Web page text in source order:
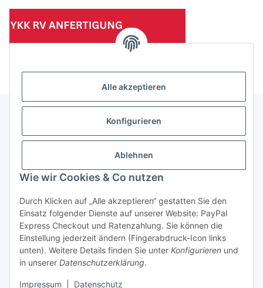
Alle akzeptieren
Konfigurieren
Ablehnen
Wie wir Cookies & Co nutzen
Durch Klicken auf „Alle akzeptieren“ gestatten Sie den
Einsatz folgender Dienste auf unserer Website: PayPal
Express Checkout und Ratenzahlung. Sie können die
Einstellung jederzeit ändern (Fingerabdruck-Icon links
unten). Weitere Details finden Sie unter Konfigurieren und
in unserer Datenschutzerklärung.
Impressum Datenschutz
(Mindesttabnahmemenge 10 Stück je Länge und Farbe)
Informationen
Gesetzliche Informationen
Vertrag widerrufen
* Alle Preise zzgl. gesetzlicher USt., zzgl.